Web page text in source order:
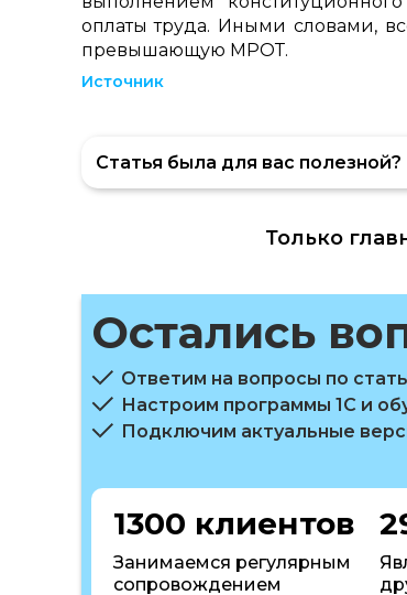
оплаты труда. Иными словами,
превышающую МРОТ.
Источник
Статья была для вас полезной?
Только
Остались
Ответим на вопросы по
Настроим программы 1С и
Подключим актуальные
1300 клиентов
Занимаемся регулярным
сопровождением